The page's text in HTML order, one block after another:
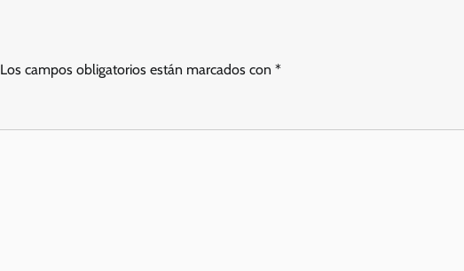
Los campos obligatorios están marcados con *